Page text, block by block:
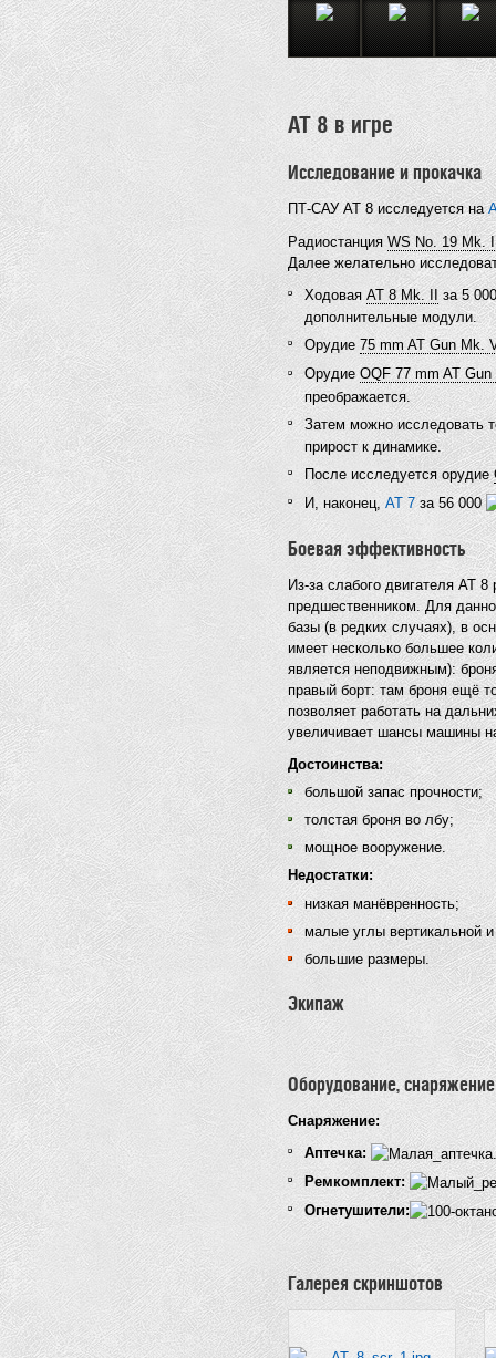
AT 8 в игре
Исследование и прокачка
ПТ-САУ AT 8 исследуется на
Радиостанция WS No. 19 Mk.
Далее желательно
Ходовая AT 8 Mk. II
за 5
дополнительные модули.
Орудие 75 mm AT Gun Mk.
Орудие OQF 77 mm AT
преображается.
Затем можно исследовать
прирост к динамике.
После исследуется орудие
И, наконец, AT 7за 56 000
Боевая эффективность
Из-за слабого двигателя АТ
предшественником. Для
базы (в редких случаях), в
имеет несколько большее
является неподвижным):
правый борт: там броня ещё
позволяет работать на
увеличивает шансы машины
Достоинства:
большой запас прочности;
толстая броня во лбу;
мощное вооружение.
Недостатки:
низкая манёвренность;
малые углы вертикальной
большие размеры.
Экипаж
Оборудование,
Cнаряжение:
Аптечка:
Ремкомплект:
Огнетушители:
Галерея скриншотов